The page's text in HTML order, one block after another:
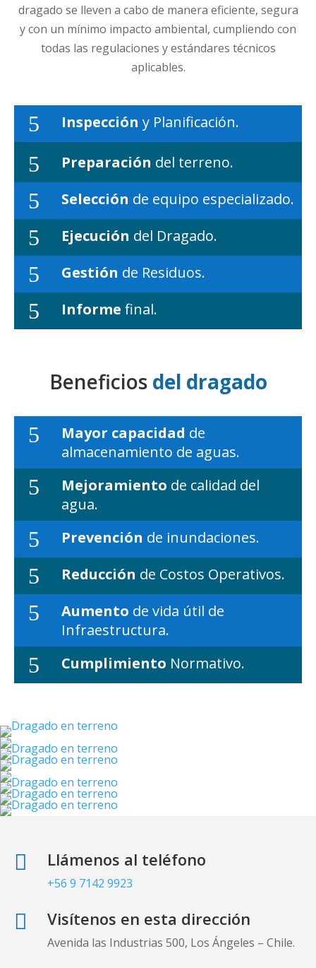
dragado se lleven a cabo de manera eficiente, segura
y con un mínimo impacto ambiental, cumpliendo con
todas las regulaciones y estándares técnicos
aplicables.
5 Inspección y Planificación.
5 Preparación del terreno.
5 Selección de equipo especializado.
5 Ejecución del Dragado.
5 Gestión de Residuos.
5 Informe final.
Beneficiosdel dragado
5 Mayor capacidad de
almacenamiento de aguas.
5 Mejoramiento de calidad del
agua.
5 Prevención de inundaciones.
5 Reducción de Costos Operativos.
5 Aumento de vida útil de
Infraestructura.
5 Cumplimiento Normativo.
 Llámenos al teléfono
+56 9 7142 9923
 Visítenos en esta dirección
Avenida las Industrias 500, Los Ángeles – Chile.